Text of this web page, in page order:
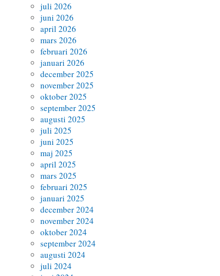
juli 2026
juni 2026
april 2026
mars 2026
februari 2026
januari 2026
december 2025
november 2025
oktober 2025
september 2025
augusti 2025
juli 2025
juni 2025
maj 2025
april 2025
mars 2025
februari 2025
januari 2025
december 2024
november 2024
oktober 2024
september 2024
augusti 2024
juli 2024